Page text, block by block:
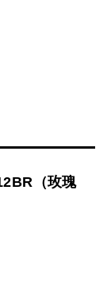
（玫瑰